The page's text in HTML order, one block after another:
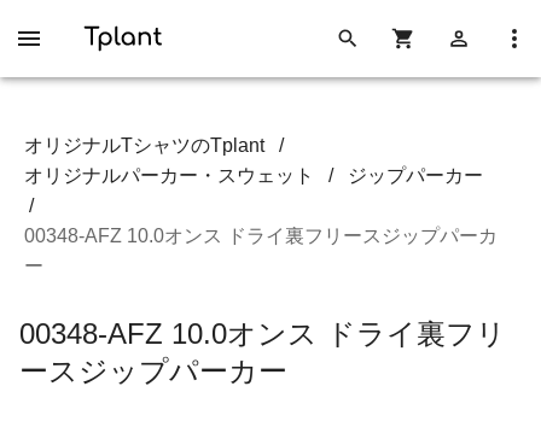
オリジナルTシャツのTplant
/
オリジナルパーカー・スウェット
/
ジップパーカー
/
00348-AFZ 10.0オンス ドライ裏フリースジップパーカ
ー
00348-AFZ 10.0オンス ドライ裏フリ
ースジップパーカー